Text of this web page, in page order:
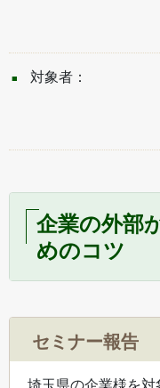
対象者：
企業の外部
めのコツ
セミナー報告
埼玉県の企業様を